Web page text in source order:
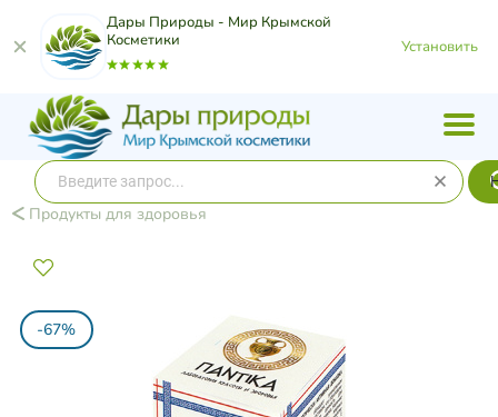
Дары Природы - Мир Крымской
Косметики
Установить
Продукты для здоровья
-67%